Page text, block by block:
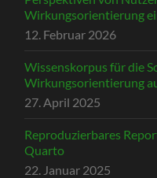
Wirkungsorientierung
12. Februar 2026
Wissenskorpus für die
Wirkungsorientierung
27. April 2025
Reproduzierbares
Quarto
22. Januar 2025